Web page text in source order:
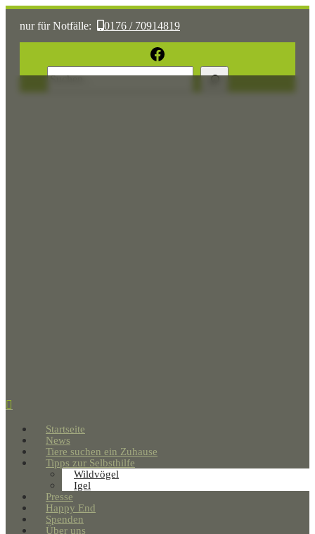
nur für Notfälle: 0176 / 70914819
Sonst: tierhilfe.wolfsburg@t-online.de
Facebook
Startseite
News
Tiere suchen ein Zuhause
Tipps zur Selbsthilfe
Wildvögel
Igel
Presse
Happy End
Spenden
Über uns